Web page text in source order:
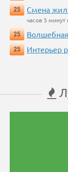
25
Смена
часов 5 минут
25
25
Интерьер